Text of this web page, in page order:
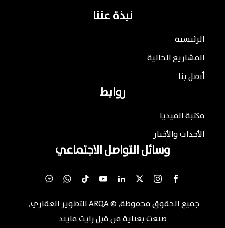
جميع الحقوق محفوظة, ©ARQA للتطوير العقاري
,
صنعت بعناية من قبلرايت مايند
نبذة عننا
الرئيسية
المشاريع الحالية
أتصل بنا
روابط
مكتبة الميديا
الأحداث والأخبار
وسائل التواصل الاجتماعي